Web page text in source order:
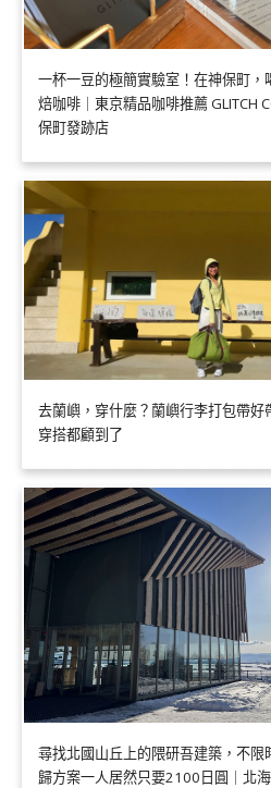
一杯一豆的極簡實驗室！在神保町
焙咖啡｜東京精品咖啡推薦 GLITCH
保町發跡店
去蘭嶼，穿什麼？蘭嶼行李打包帶
穿搭都顧到了
尋找北國山丘上的隈研吾建築，不限
歸方案一人居然只要2100日圓｜北